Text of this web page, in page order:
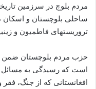
مردم بلوچ در سرزمین
ساحلی بلوچستان و اسکان
تروریست‏های فاطمیون و
حزب مردم بلوچستان ضمن
است که رسیدگی به مسائل
افغانستانی که از جنگ،